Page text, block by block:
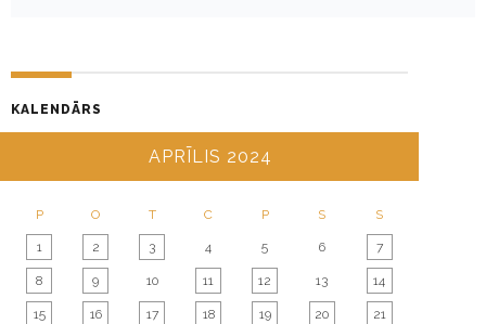
G
A
T
O
N
KALENDĀRS
APRĪLIS 2024
P O T C P S S
1 2 3 4 5 6 7
8 9 10 11 12 13 14
15 16 17 18 19 20 21